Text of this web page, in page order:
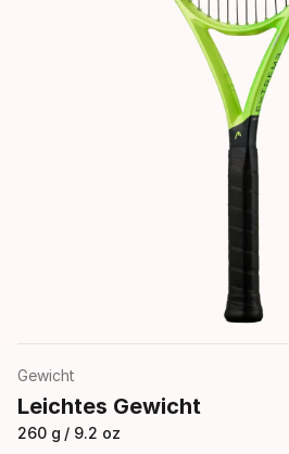
Gewicht
Leichtes Gewicht
260 g / 9.2 oz